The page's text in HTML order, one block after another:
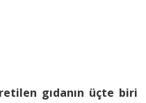
gıdanın üçte biri